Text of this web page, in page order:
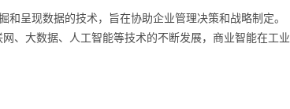
呈现数据的技术，旨在协助企业管理决策和战略制定。
、大数据、人工智能等技术的不断发展，商业智能在工业